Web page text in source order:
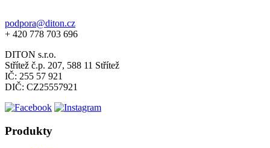
podpora@diton.cz
+ 420 778 703 696
DITON s.r.o.
Střítež č.p. 207, 588 11 Střítež
IČ: 255 57 921
DIČ: CZ25557921
Produkty